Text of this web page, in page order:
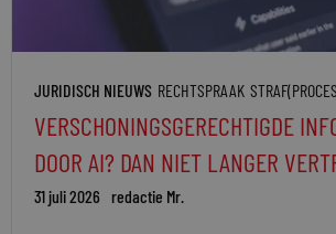
JURIDISCH NIEUWS RECHTSPRAAK
VERSCHONINGSGERECHTIGDE
DOOR AI? DAN NIET LANGER
31 juli 2026 redactie Mr.